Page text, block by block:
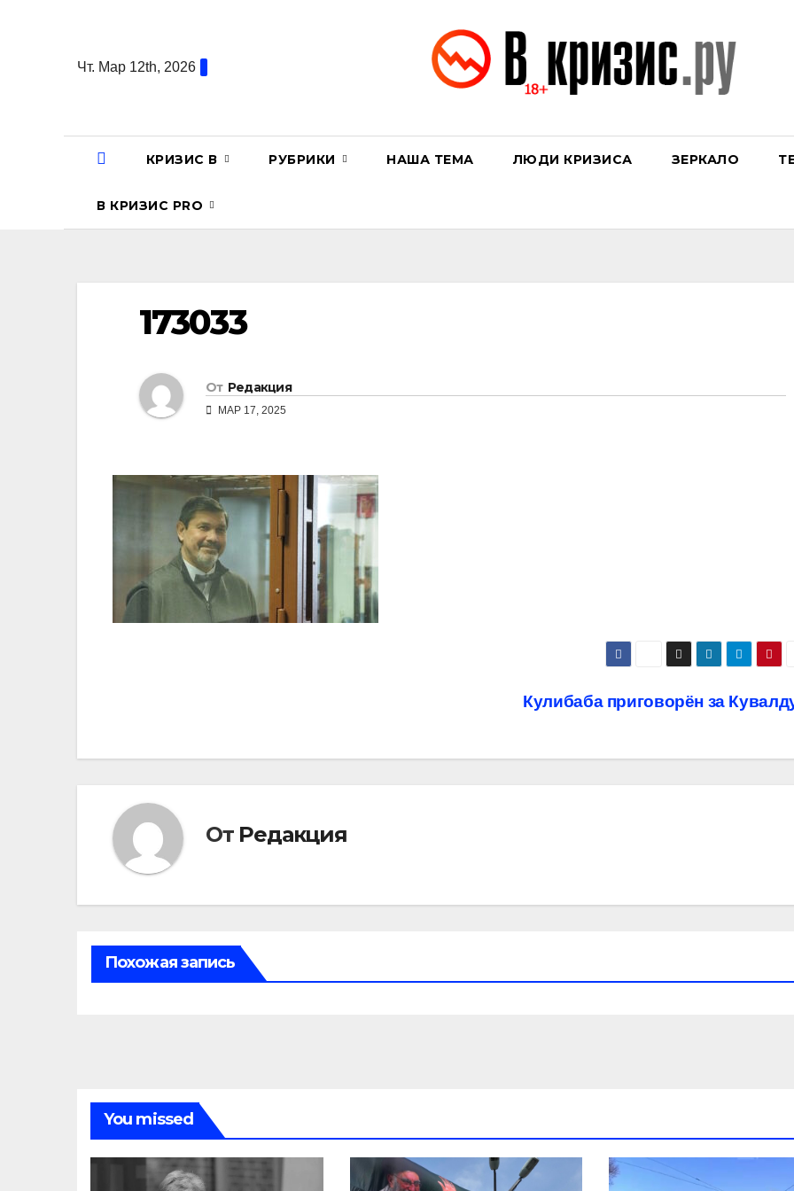
содержаниюЧт. Мар 12th, 2026
КРИЗИС В РУБРИКИ НАША ТЕМА ЛЮДИ КРИЗИСА ЗЕРКАЛО
В КРИЗИС PRO
173033
От Редакция
МАР 17, 2025
Кулибаба приговорён за
От Редакция
Похожая запись
You missed